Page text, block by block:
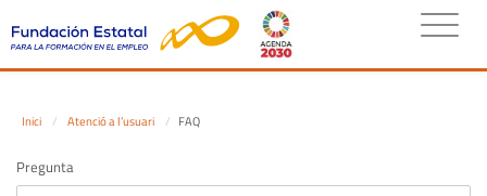
FAQ: Object reference not set to an instance of an object.
Inici Atenció a l’usuari FAQ
Pregunta